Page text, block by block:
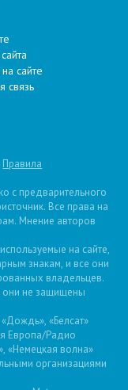
сайте
связь
Правила
с предварительного
Все права на
Мнение авторов
на сайте,
знакам, и все они
владельцев.
они не защищены
«Белсат»
Европа/Радио
«Немецкая волна»
организациями